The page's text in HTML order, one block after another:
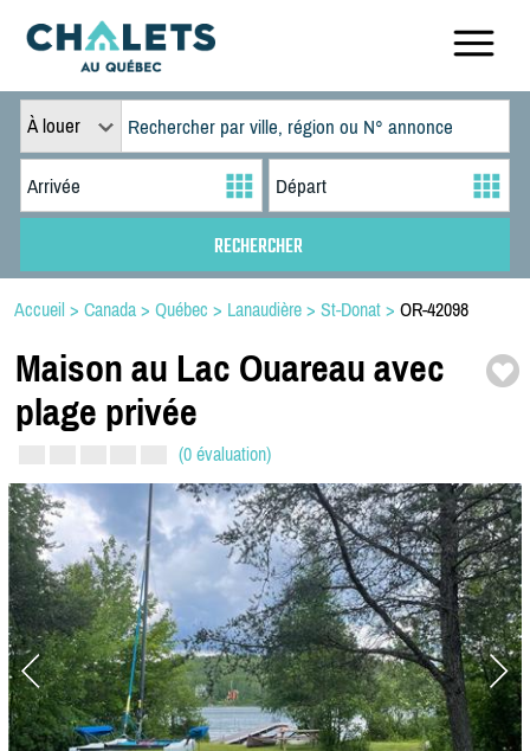
À louer
Accueil > Canada > Québec > Lanaudière > St-Donat > OR-42098
Maison au Lac Ouareau avec
plage privée
(0 évaluation)